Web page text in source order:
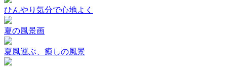
ひんやり気分で心地よく
夏の風景画
夏風運ぶ、癒しの風景